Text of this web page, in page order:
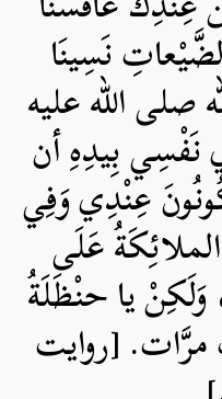
نَسِينَا
صلی الله علیه
نَفْسِي بِيدِهِ أن
عِنْدِي وَفِي
عَلَى
يا حنْظَلَةُ
مرَّات. [روایت